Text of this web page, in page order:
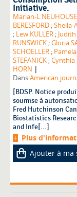
Initiative.
Marian-L
BERESFORD ;Sheila-
; Lew KULLER ; Judith
RUNSWICK ;Gloria
SCHOELLER ;
STEFANICK ;Cynthia
HORN |
DansAmerican
[BDSP. Notice
soumise à
Fred Hutchinson
Biostatistics
and Infe[...]
Plus
Ajouter à ma